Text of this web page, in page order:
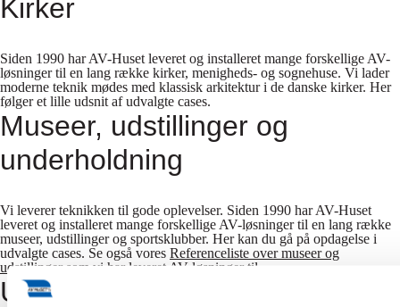
Kirker
Siden 1990 har AV-Huset leveret og installeret mange forskellige AV-
løsninger til en lang række kirker, menigheds- og sognehuse. Vi lader
moderne teknik mødes med klassisk arkitektur i de danske kirker. Her
følger et lille udsnit af udvalgte cases.
Museer, udstillinger og
underholdning
Vi leverer teknikken til gode oplevelser. Siden 1990 har AV-Huset
leveret og installeret mange forskellige AV-løsninger til en lang række
museer, udstillinger og sportsklubber. Her kan du gå på opdagelse i
udvalgte cases. Se også vores Referenceliste over museer og
udstillingersom vi har leveret AV-løsninger til.
Udlejning